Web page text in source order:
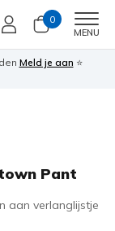
0
MENU
Meld je aan ⭐
Pant
aan verlanglijstje